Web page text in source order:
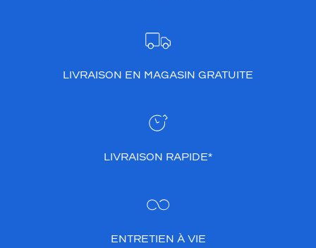
LIVRAISON EN MAGASIN GRATUITE
LIVRAISON RAPIDE*
ENTRETIEN À VIE